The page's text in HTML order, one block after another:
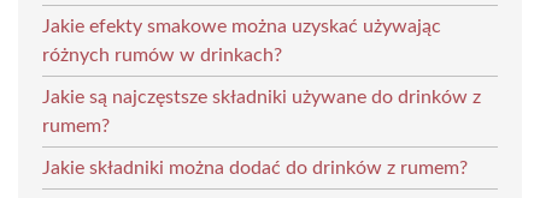
Jakie efekty smakowe można uzyskać używając
różnych rumów w drinkach?
Jakie są najczęstsze składniki używane do drinków z
rumem?
Jakie składniki można dodać do drinków z rumem?